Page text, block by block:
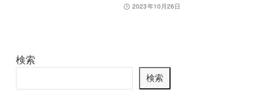
2023年10月26日
検索
検索